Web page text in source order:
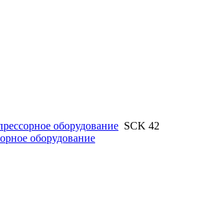
оборудование SCK 42
оборудование